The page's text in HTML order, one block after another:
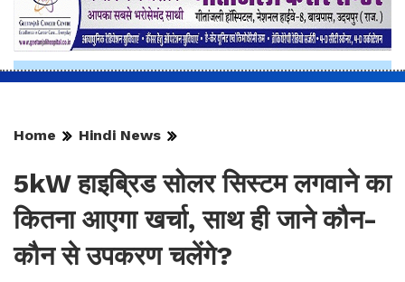
Home Hindi News
5kW हाइब्रिड सोलर सिस्टम लगवाने का
कितना आएगा खर्चा, साथ ही जाने कौन-
कौन से उपकरण चलेंगे?